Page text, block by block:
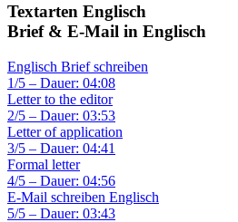
Textarten Englisch
Brief & E-Mail in Englisch
Englisch Brief schreiben
1/5 – Dauer: 04:08
Letter to the editor
2/5 – Dauer: 03:53
Letter of application
3/5 – Dauer: 04:41
Formal letter
4/5 – Dauer: 04:56
E-Mail schreiben Englisch
5/5 – Dauer: 03:43